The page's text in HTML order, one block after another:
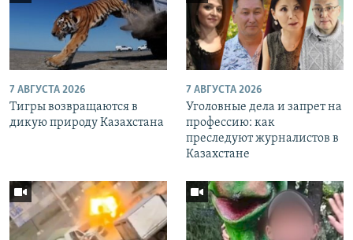
7 АВГУСТА 2026
Тигры возвращаются в
дикую природу Казахстана
7 АВГУСТА 2026
Уголовные дела и запрет на
профессию: как
преследуют журналистов в
Казахстане